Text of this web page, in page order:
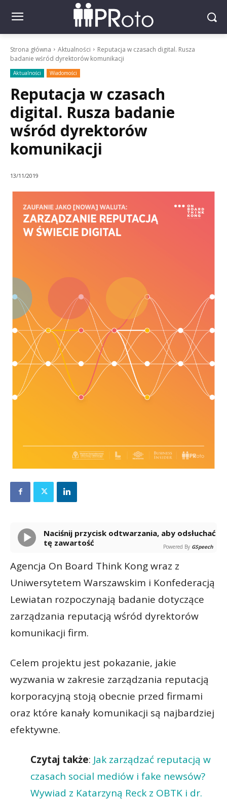
Strona główna Aktualności
Reputacja w czasach digital. Rusza
badanie wśród dyrektorów komunikacji
Aktualności Wiadomości
Reputacja w czasach
digital. Rusza badanie
wśród dyrektorów
komunikacji
13/11/2019
Naciśnij przycisk odtwarzania, aby odsłuchać
tę zawartość
Powered By GSpeech
Agencja On Board Think Kong wraz z
Uniwersytetem Warszawskim i Konfederacją
Lewiatan rozpoczynają badanie dotyczące
zarządzania reputacją wśród dyrektorów
komunikacji firm.
Celem projektu jest pokazanie, jakie
wyzwania w zakresie zarządzania reputacją
korporacyjną stoją obecnie przed firmami
oraz które kanały komunikacji są najbardziej
efektywne.
Czytaj także: Jak zarządzać reputacją w
czasach social mediów i fake newsów?
Wywiad z Katarzyną Reck z OBTK i dr.